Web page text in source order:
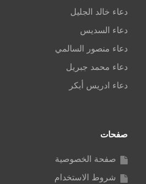
دعاء خالد الجليل
دعاء السديس
دعاء منصور السالمي
دعاء محمد جبريل
دعاء ادريس أبكر
صفحات
صفحة الخصوصية
شروط الاستخدام